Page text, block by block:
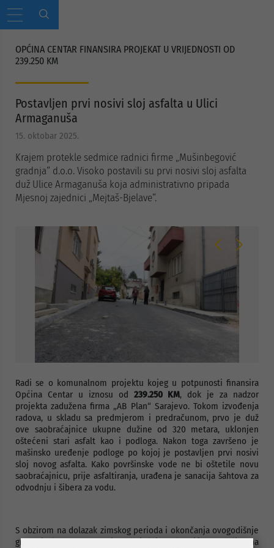
OPĆINA CENTAR FINANSIRA PROJEKAT U VRIJEDNOSTI OD
239.250 KM
Postavljen prvi nosivi sloj asfalta u Ulici
Armaganuša
15. oktobar 2025.
Krajem protekle sedmice radnici firme „Mušinbegović
gradnja“ d.o.o. Visoko postavili su prvi nosivi sloj asfalta
duž Ulice Armaganuša koja administrativno pripada
Mjesnoj zajednici „Mejtaš-Bjelave“.
Radi se o komunalnom projektu kojeg u potpunosti finansira
Općina Centar u iznosu od 239.250 KM, dok je za nadzor
projekta zadužena firma „AB Plan“ Sarajevo. Tokom izvođenja
radova, u skladu sa predmjerom i predračunom, prvo je duž
ove saobraćajnice ukupne dužine od 320 metara, uklonjen
oštećeni stari asfalt kao i podloga. Nakon toga završeno je
mašinsko uređenje podloge po kojoj je postavljen prvi nosivi
sloj novog asfalta. Kako površinske vode ne bi oštetile novu
saobraćajnicu, prije asfaltiranja, urađena je sanacija šahtova za
odvodnju i šibera za vodu.
S obzirom na dolazak zimskog perioda i okončanja ovogodišnje
građevinske sezone drugi završni sloj asfalta biće postavljen na